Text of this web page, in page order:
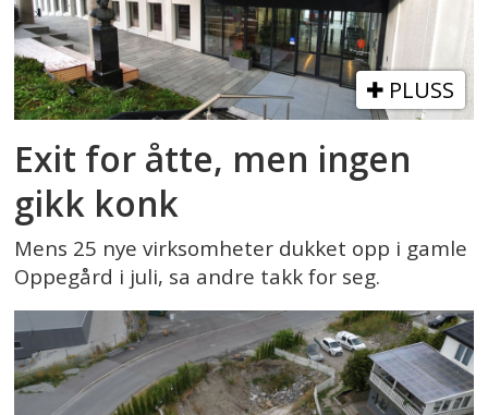
PLUSS
Exit for åtte, men ingen
gikk konk
Mens 25 nye virksomheter dukket opp i gamle
Oppegård i juli, sa andre takk for seg.